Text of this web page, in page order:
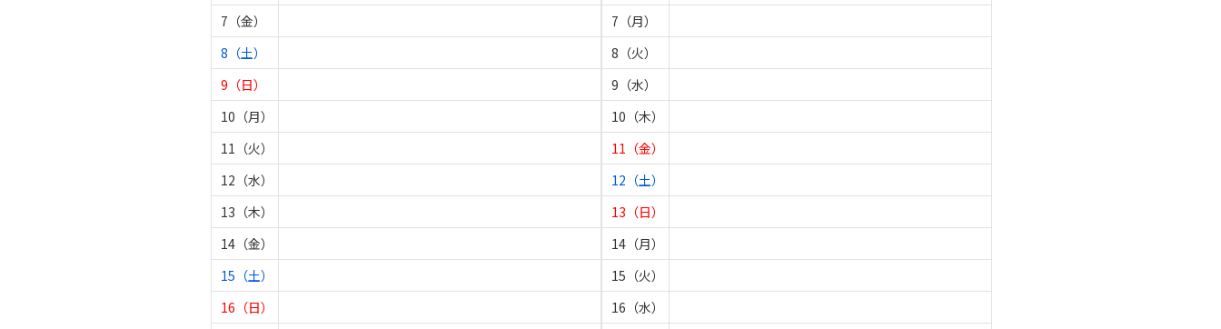
7（金）
8（土）
9（日）
10（月）
11（火）
12（水）
13（木）
14（金）
15（土）
16（日）
7（月）
8（火）
9（水）
10（木）
11（金）
12（土）
13（日）
14（月）
15（火）
16（水）